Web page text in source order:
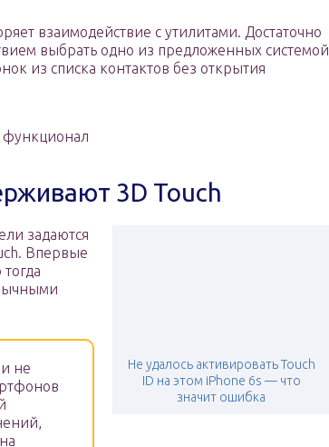
взаимодействие с утилитами. Достаточно
выбрать одно из предложенных системой
из списка контактов без открытия
функционал
3D Touch
Не удалось активировать Touch
ID на этом iPhone 6s — что
значит ошибка
задаются
Впервые
не